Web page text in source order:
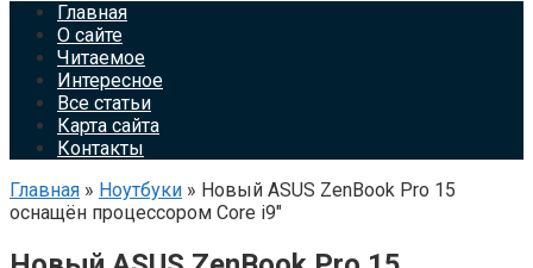
Главная
О сайте
Читаемое
Интересное
Все статьи
Карта сайта
Контакты
Главная » Ноутбуки » Новый ASUS ZenBook Pro 15
оснащён процессором Core i9″